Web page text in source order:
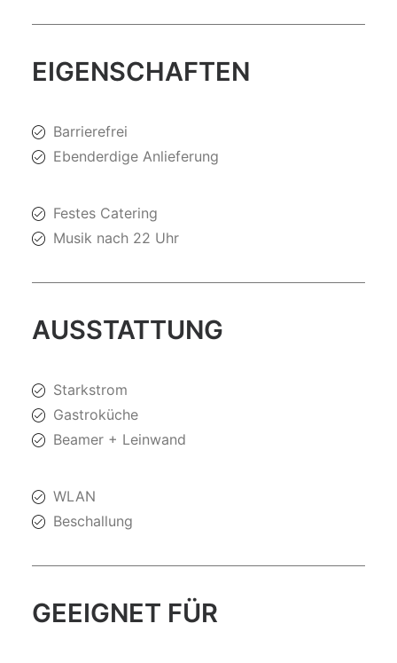
EIGENSCHAFTEN
Barrierefrei
Ebenderdige Anlieferung
Festes Catering
Musik nach 22 Uhr
AUSSTATTUNG
Starkstrom
Gastroküche
Beamer + Leinwand
WLAN
Beschallung
GEEIGNET FÜR